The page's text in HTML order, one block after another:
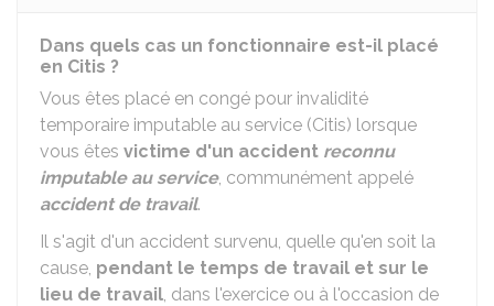
Dans quels cas un fonctionnaire est-il placé
en Citis ?
Vous êtes placé en congé pour invalidité
temporaire imputable au service (Citis) lorsque
vous êtes victime d'un accident reconnu
imputable au service, communément appelé
accident de travail.
Il s'agit d'un accident survenu, quelle qu'en soit la
cause, pendant le temps de travail et sur le
lieu de travail, dans l'exercice ou à l'occasion de